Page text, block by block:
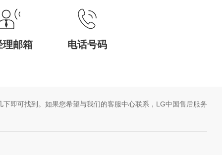
理邮箱 电话号码
即可找到。如果您希望与我们的客服中心联系，LG中国售后服务